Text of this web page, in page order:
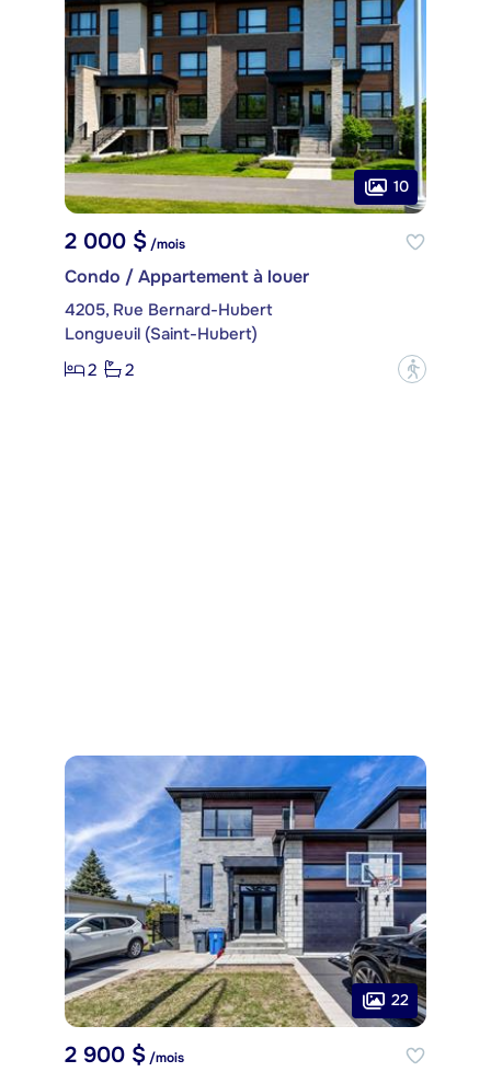
10
2 000 $/mois
Condo / Appartement à louer
4205, Rue Bernard-Hubert
Longueuil (Saint-Hubert)
2
2 ?
22
2 900 $ /mois